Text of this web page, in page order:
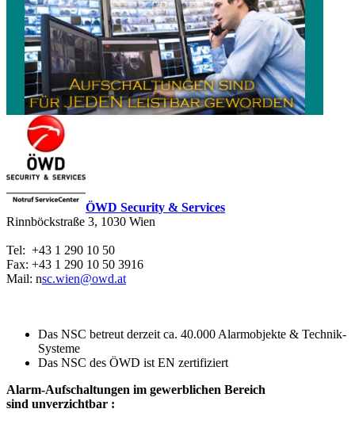
ÖWD Security & Services
Rinnböckstraße 3, 1030 Wien
Tel: +43 1 290 10 50
Fax: +43 1 290 10 50 3916
Mail: nsc.wien@owd.at
Das NSC betreut derzeit ca. 40.000 Alarmobjekte & Technik-
Systeme
Das NSC des ÖWD ist EN zertifiziert
Alarm-Aufschaltungen im gewerblichen Bereich
sind unverzichtbar :